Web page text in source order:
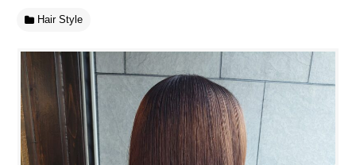
Hair Style